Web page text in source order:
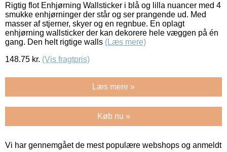
Rigtig flot Enhjørning Wallsticker i blå og lilla nuancer med 4
smukke enhjørninger der står og ser prangende ud. Med
masser af stjerner, skyer og en regnbue. En oplagt
enhjørning wallsticker der kan dekorere hele væggen på én
gang. Den helt rigtige walls (Læs mere)
148.75 kr. (Vis fragtpris)
Læs mere »
Køb nu »
Vi har gennemgået de mest populære webshops og anmeldt